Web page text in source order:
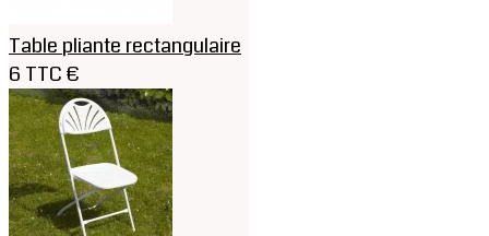
Table pliante rectangulaire
6 TTC €